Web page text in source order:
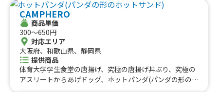
ちごだいふくすきー)、コーン＆あんこ＆求肥(だいふくす
きー)、コーン＆あんこバター(あんバタすきー)、コーン＆
あんこ(あんこすきー)、温玉ごはん、デミグラスオムライ
ス、オムライス、オムライスミニカップ、オムライス(ト
マトソース&チーズソース)、オムライス鶏ハムのせ、たま
せん、やわらか鶏むね肉からあげ 5個、からあげ丼(やわら
か鶏むね肉)、ミニからあげ丼、からたま丼(やわらか鶏む
ね肉)、からたま丼(温玉)、ミニからたま丼(温玉)、からた
CAMPHERO
商品単価
300〜650円
対応エリア
大阪府、和歌山県、静岡県
提供商品
体育大学学生食堂の唐揚げ、究極の唐揚げ丼ぶり、究極の
アスリートからあげドッグ、ホットパンダ(パンダの形のホ